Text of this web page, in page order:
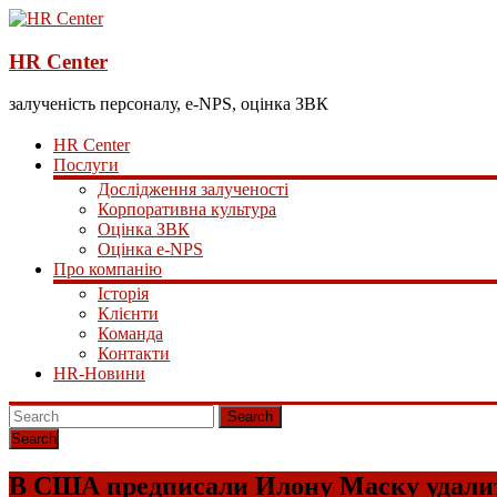
HR Center
залученість персоналу, e-NPS, оцінка ЗВК
HR Center
Послуги
Дослідження залученості
Корпоративна культура
Оцінка ЗВК
Оцінка e-NPS
Про компанію
Історія
Клієнти
Команда
Контакти
HR-Новини
Search
В США предписали Илону Маску